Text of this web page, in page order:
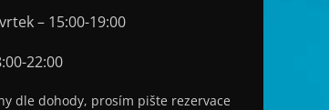
– 15:00-19:00
22:00
dle dohody, prosím pište rezervace